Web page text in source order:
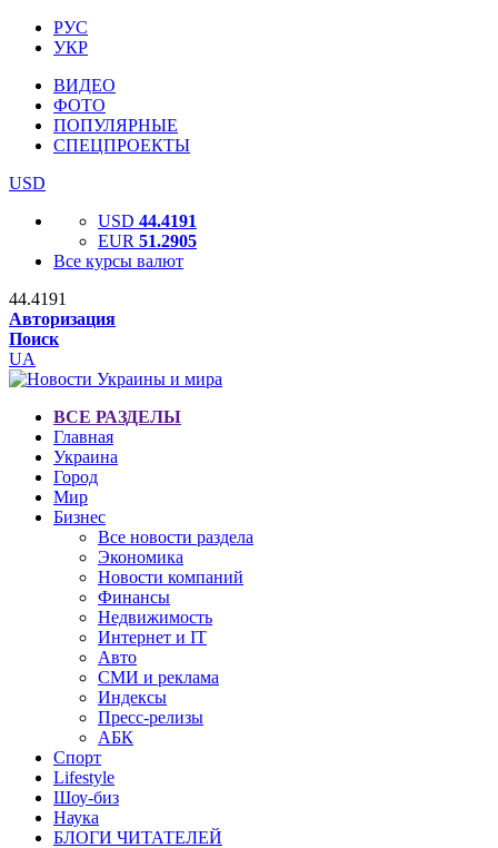
РУС
УКР
ВИДЕО
ФОТО
ПОПУЛЯРНЫЕ
СПЕЦПРОЕКТЫ
USD
USD 44.4191
EUR 51.2905
Все курсы валют
44.4191
Авторизация
Поиск
UA
ВСЕ РАЗДЕЛЫ
Главная
Украина
Город
Мир
Бизнес
Все новости раздела
Экономика
Новости компаний
Финансы
Недвижимость
Интернет и IT
Авто
СМИ и реклама
Индексы
Пресс-релизы
АБК
Спорт
Lifestyle
Шоу-биз
Наука
БЛОГИ ЧИТАТЕЛЕЙ